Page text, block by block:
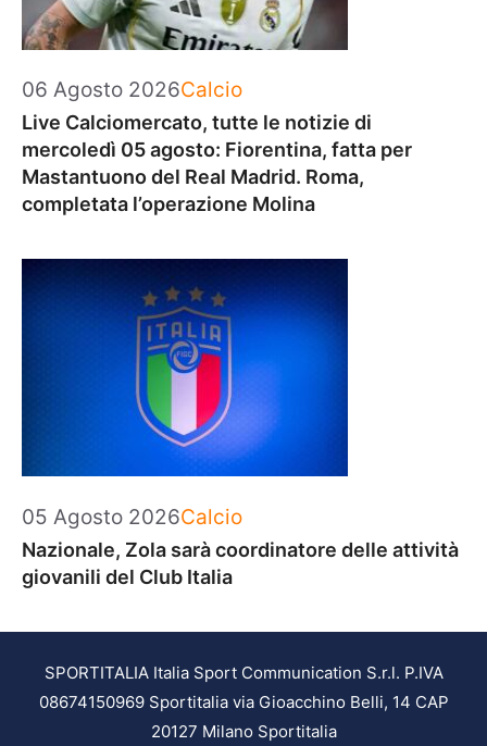
06 Agosto 2026Categorie
Calcio
Live Calciomercato, tutte le notizie di
mercoledì 05 agosto: Fiorentina, fatta per
Mastantuono del Real Madrid. Roma,
completata l’operazione Molina
05 Agosto 2026Categorie
Calcio
Nazionale, Zola sarà coordinatore delle attività
giovanili del Club Italia
SPORTITALIA Italia Sport Communication S.r.l. P.IVA
08674150969 Sportitalia via Gioacchino Belli, 14 CAP
20127 Milano Sportitalia